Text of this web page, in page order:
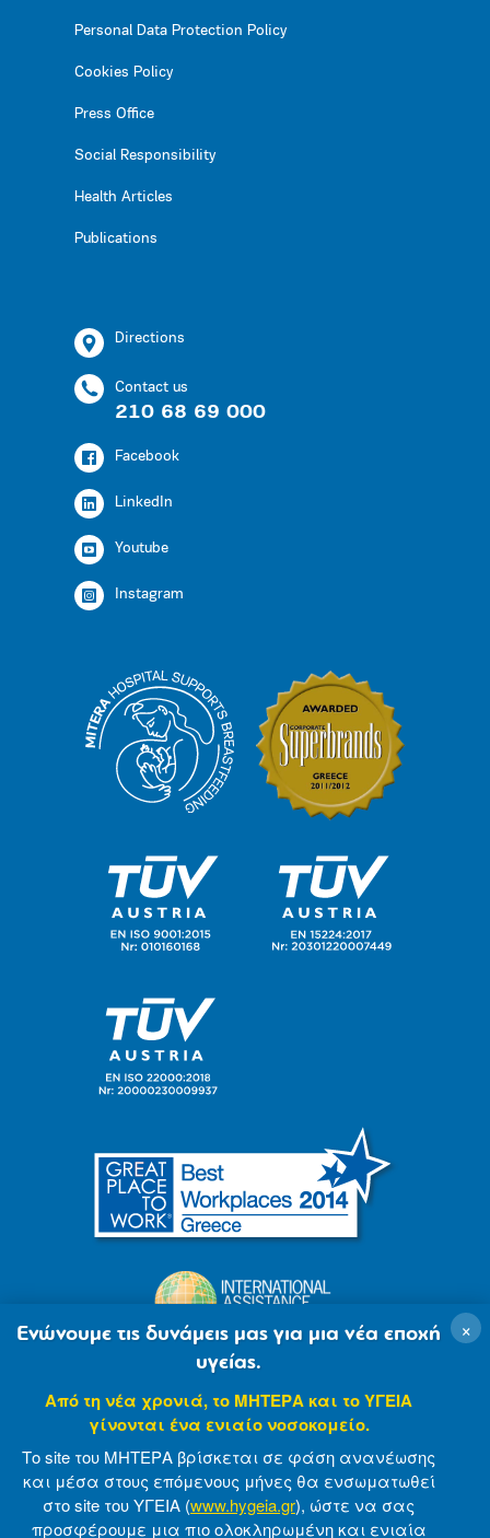
Personal Data Protection Policy
Cookies Policy
Press Office
Social Responsibility
Health Articles
Publications
Directions
Contact us
210 68 69 000
Facebook
LinkedIn
Youtube
Instagram
© 2007-2021 MITERA S.A Privacy Policy
×
Ενώνουμε τις δυνάμεις μας για μια νέα εποχή
υγείας.
Από τη νέα χρονιά, το ΜΗΤΕΡΑ και το ΥΓΕΙΑ
γίνονται ένα ενιαίο νοσοκομείο.
Το site του ΜΗΤΕΡΑ βρίσκεται σε φάση ανανέωσης
και μέσα στους επόμενους μήνες θα ενσωματωθεί
στο site του ΥΓΕΙΑ (www.hygeia.gr), ώστε να σας
προσφέρουμε μια πιο ολοκληρωμένη και ενιαία